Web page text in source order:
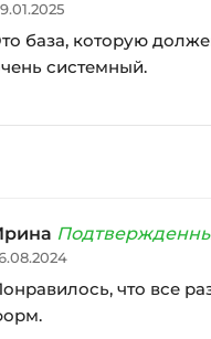
база, которую
системный.
что все